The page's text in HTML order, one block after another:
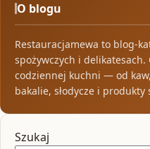
O blogu
Restauracjamewa to blog-
spożywczych i delikatesach.
codziennej kuchni — od
bakalie, słodycze i produkty
Szukaj